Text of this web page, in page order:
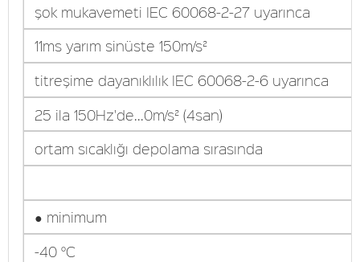
şok mukavemeti IEC 60068-2-27 uyarınca
11ms yarım sinüste 150m/s²
titreşime dayanıklılık IEC 60068-2-6 uyarınca
25 ila 150Hz'de...0m/s² (4san)
ortam sıcaklığı depolama sırasında
● minimum
-40 °C